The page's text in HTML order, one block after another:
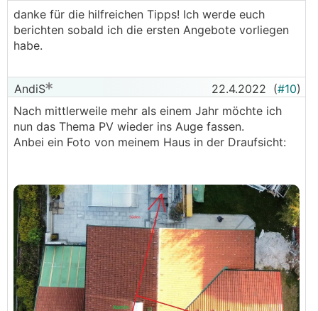
danke für die hilfreichen Tipps! Ich werde euch
berichten sobald ich die ersten Angebote vorliegen
habe.
AndiS 22.4.2022 (#10)
Nach mittlerweile mehr als einem Jahr möchte ich
nun das Thema PV wieder ins Auge fassen.
Anbei ein Foto von meinem Haus in der Draufsicht: